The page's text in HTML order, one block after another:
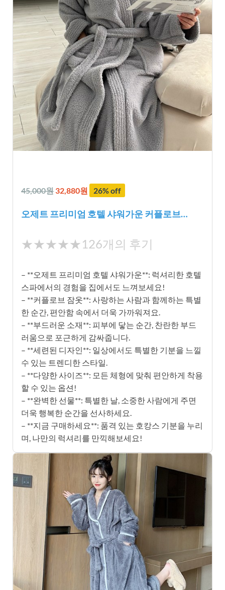
45,000원 32,880원 26% off
오제트 프리미엄 호텔 샤워가운 커플로브…
★
★
★
★★★★★126개의 후기
– **오제트 프리미엄 호텔 샤워가운**: 럭셔리한 호텔
스파에서의 경험을 집에서도 느껴보세요!
– **커플로브 잠옷**: 사랑하는 사람과 함께하는 특별
한 순간, 편안함 속에서 더욱 가까워져요.
– **부드러운 소재**: 피부에 닿는 순간, 찬란한 부드
러움으로 포근하게 감싸줍니다.
– **세련된 디자인**: 일상에서도 특별한 기분을 느낄
수 있는 트렌디한 스타일.
– **다양한 사이즈**: 모든 체형에 맞춰 편안하게 착용
할 수 있는 옵션!
– **완벽한 선물**: 특별한 날, 소중한 사람에게 주면
더욱 행복한 순간을 선사하세요.
– **지금 구매하세요**: 품격 있는 호캉스 기분을 누리
며, 나만의 럭셔리를 만끽해보세요!